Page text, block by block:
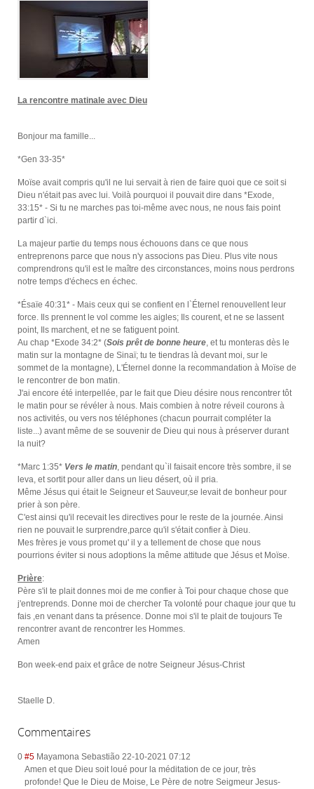
La rencontre matinale avec Dieu
Bonjour ma famille...
*Gen 33-35*
Moïse avait compris qu'il ne lui servait à rien de faire quoi que ce soit si
Dieu n'était pas avec lui. Voilà pourquoi il pouvait dire dans *Exode,
33:15* - Si tu ne marches pas toi-même avec nous, ne nous fais point
partir d`ici.
La majeur partie du temps nous échouons dans ce que nous
entreprenons parce que nous n'y associons pas Dieu. Plus vite nous
comprendrons qu'il est le maître des circonstances, moins nous perdrons
notre temps d'échecs en échec.
*Ésaïe 40:31* - Mais ceux qui se confient en l`Éternel renouvellent leur
force. Ils prennent le vol comme les aigles; Ils courent, et ne se lassent
point, Ils marchent, et ne se fatiguent point.
Au chap *Exode 34:2* (Sois prêt de bonne heure, et tu monteras dès le
matin sur la montagne de Sinaï; tu te tiendras là devant moi, sur le
sommet de la montagne), L'Éternel donne la recommandation à Moïse de
le rencontrer de bon matin.
J'ai encore été interpellée, par le fait que Dieu désire nous rencontrer tôt
le matin pour se révéler à nous. Mais combien à notre réveil courons à
nos activités, ou vers nos téléphones (chacun pourrait compléter la
liste...) avant même de se souvenir de Dieu qui nous à préserver durant
la nuit?
*Marc 1:35* Vers le matin, pendant qu`il faisait encore très sombre, il se
leva, et sortit pour aller dans un lieu désert, où il pria.
Même Jésus qui était le Seigneur et Sauveur,se levait de bonheur pour
prier à son père.
C'est ainsi qu'il recevait les directives pour le reste de la journée. Ainsi
rien ne pouvait le surprendre,parce qu'il s'était confier à Dieu.
Mes frères je vous promet qu' il y a tellement de chose que nous
pourrions éviter si nous adoptions la même attitude que Jésus et Moïse.
Prière:
Père s'il te plait donnes moi de me confier à Toi pour chaque chose que
j'entreprends. Donne moi de chercher Ta volonté pour chaque jour que tu
fais ,en venant dans ta présence. Donne moi s'il te plait de toujours Te
rencontrer avant de rencontrer les Hommes.
Amen
Bon week-end paix et grâce de notre Seigneur Jésus-Christ
Staelle D.
Commentaires
0 #5 Mayamona Sebastião 22-10-2021 07:12
Amen et que Dieu soit loué pour la méditation de ce jour, très
profonde! Que le Dieu de Moise, Le Père de notre Seigmeur Jesus-